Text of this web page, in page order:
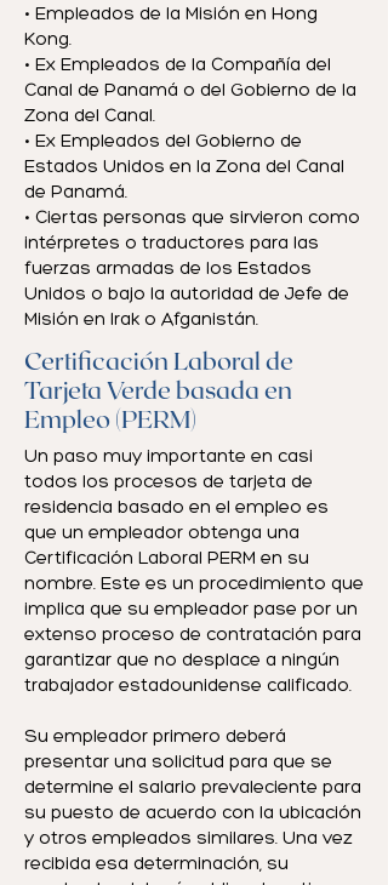
• Empleados de la Misión en Hong
Kong.
• Ex Empleados de la Compañía del
Canal de Panamá o del Gobierno de la
Zona del Canal.
• Ex Empleados del Gobierno de
Estados Unidos en la Zona del Canal
de Panamá.
• Ciertas personas que sirvieron como
intérpretes o traductores para las
fuerzas armadas de los Estados
Unidos o bajo la autoridad de Jefe de
Misión en Irak o Afganistán.
Certificación Laboral de
Tarjeta Verde basada en
Empleo (PERM)
Un paso muy importante en casi
todos los procesos de tarjeta de
residencia basado en el empleo es
que un empleador obtenga una
Certificación Laboral PERM en su
nombre. Este es un procedimiento que
implica que su empleador pase por un
extenso proceso de contratación para
garantizar que no desplace a ningún
trabajador estadounidense calificado.
Su empleador primero deberá
presentar una solicitud para que se
determine el salario prevaleciente para
su puesto de acuerdo con la ubicación
y otros empleados similares. Una vez
recibida esa determinación, su